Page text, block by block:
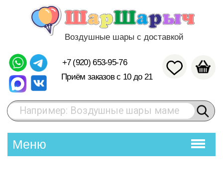
Воздушные шары с доставкой
Приём заказов с 10 до 21
Меню
Например: Воздушные шары маме